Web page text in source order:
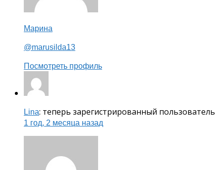
Марина
@marusilda13
Посмотреть профиль
Lina: теперь зарегистрированный пользователь
1 год, 2 месяца назад